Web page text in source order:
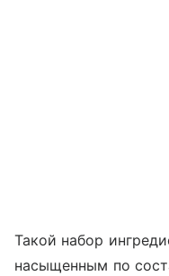
Такой набор
насыщенным по